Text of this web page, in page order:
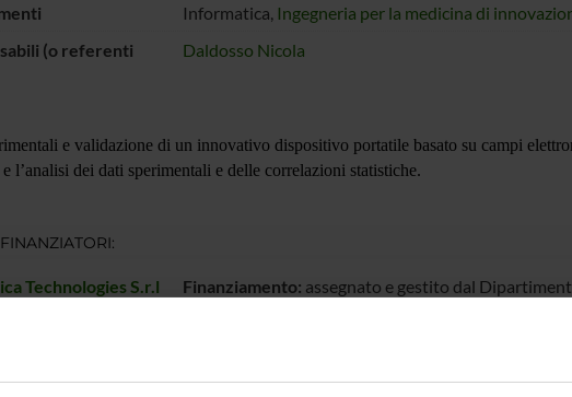
Informatica, Ingegneria per la medicina di
(o referenti
Daldosso Nicola
e validazione di un innovativo dispositivo portatile basato su campi
l’analisi dei dati sperimentali e delle correlazioni statistiche.
Technologies S.r.l Finanziamento: assegnato e gestito dal